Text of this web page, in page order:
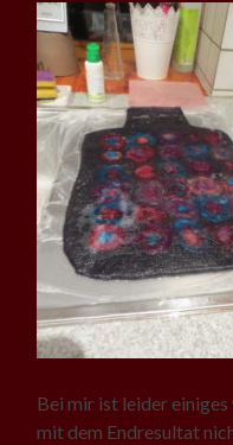
Bei mir ist leider
mit dem Endresultat